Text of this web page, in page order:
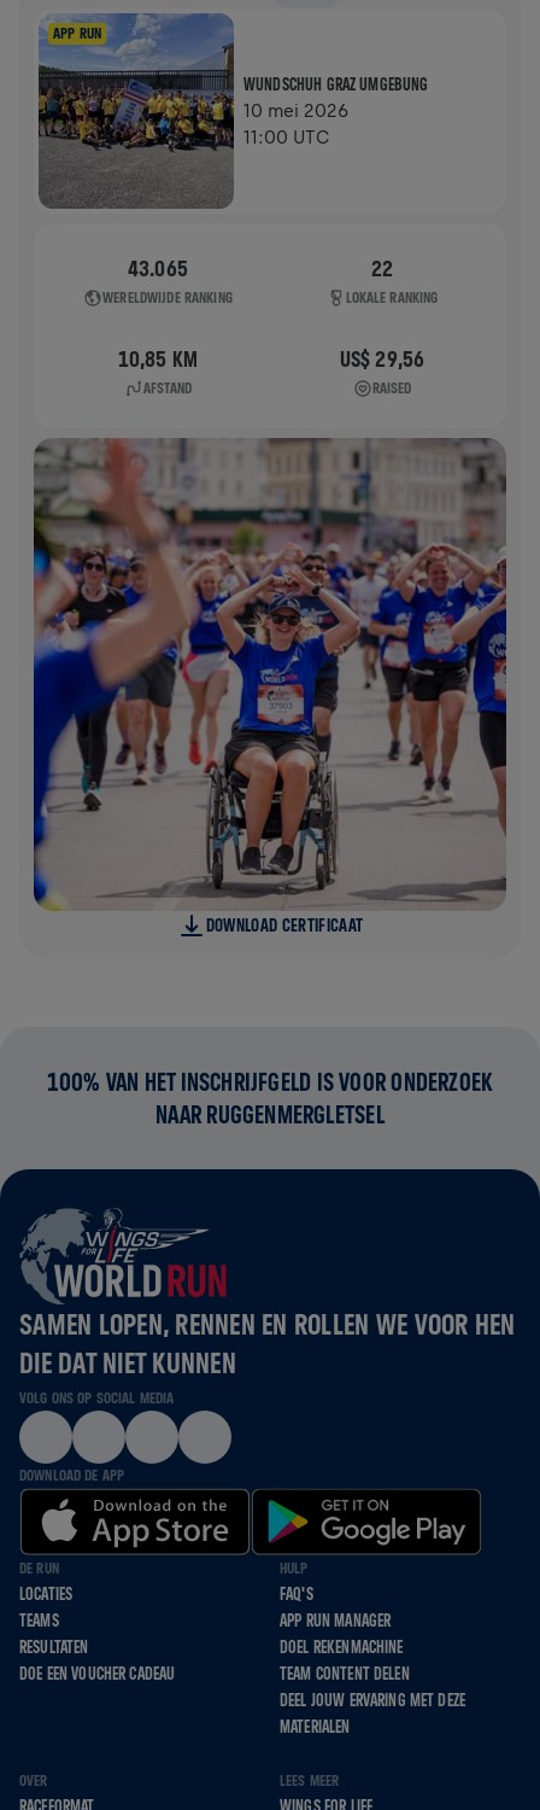
APP RUN
WUNDSCHUH GRAZ UMGEBUNG
10 mei 2026
11:00 UTC
43.065
WERELDWIJDE RANKING
22
LOKALE RANKING
10,85 KM
AFSTAND
US$ 29,56
RAISED
DOWNLOAD CERTIFICAAT
100% VAN HET INSCHRIJFGELD IS VOOR ONDERZOEK
NAAR RUGGENMERGLETSEL
SAMEN LOPEN, RENNEN EN ROLLEN WE VOOR HEN
DIE DAT NIET KUNNEN
VOLG ONS OP SOCIAL MEDIA
DOWNLOAD DE APP
DE RUN
LOCATIES
TEAMS
RESULTATEN
DOE EEN VOUCHER CADEAU
HULP
FAQ'S
APP RUN MANAGER
DOEL REKENMACHINE
TEAM CONTENT DELEN
DEEL JOUW ERVARING MET DEZE
MATERIALEN
OVER LEES MEER